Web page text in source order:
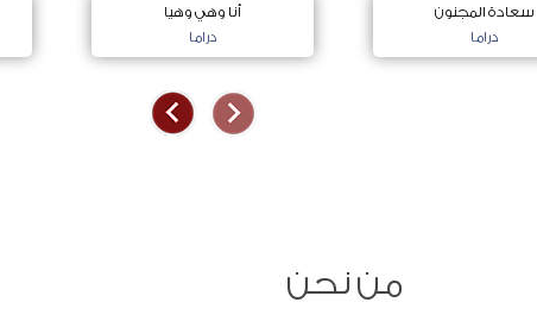
سعادة المجنون
دراما
أنا وهي وهيا
دراما
من نحن